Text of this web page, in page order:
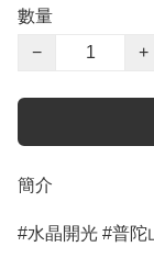
數量
−
+
簡介
#水晶開光 #普陀